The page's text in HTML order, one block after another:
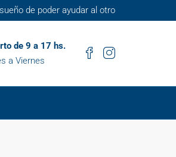
de poder ayudar al otro
de 9 a 17 hs.
a Viernes